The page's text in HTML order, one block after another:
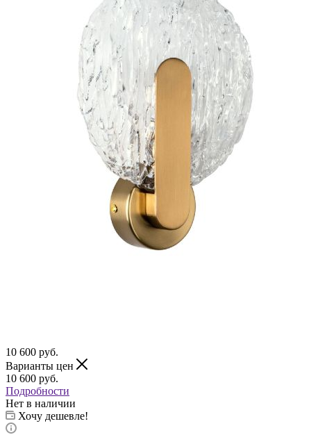
10 600 руб.
Варианты цен
10 600 руб.
Подробности
Нет в наличии
Хочу дешевле!